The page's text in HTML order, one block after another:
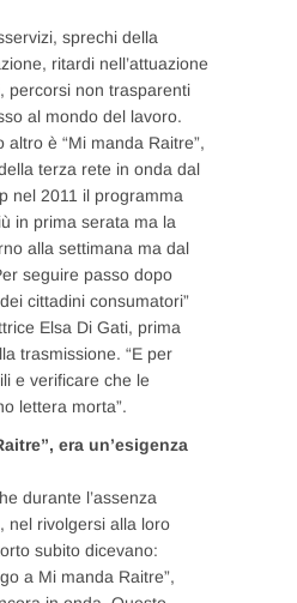
sprechi della
ritardi nell’attuazione
percorsi non trasparenti
al mondo del lavoro.
è “Mi manda Raitre”,
terza rete in onda dal
nel 2011 il programma
in prima serata ma la
alla settimana ma dal
seguire passo dopo
cittadini consumatori”
Elsa Di Gati, prima
trasmissione. “E per
e verificare che le
lettera morta”.
era un’esigenza
durante l’assenza
nel rivolgersi alla loro
subito dicevano:
a Mi manda Raitre”,